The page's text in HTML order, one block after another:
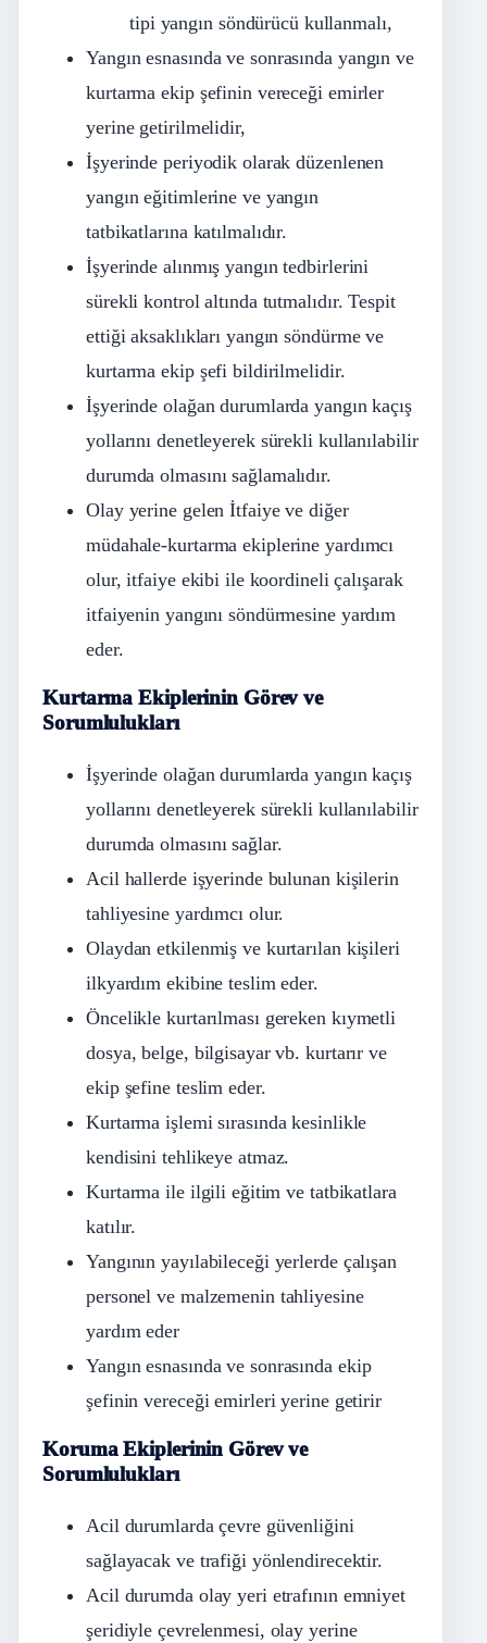
tipi yangın söndürücü kullanmalı,
Yangın esnasında ve sonrasında yangın ve
kurtarma ekip şefinin vereceği emirler
yerine getirilmelidir,
İşyerinde periyodik olarak düzenlenen
yangın eğitimlerine ve yangın
tatbikatlarına katılmalıdır.
İşyerinde alınmış yangın tedbirlerini
sürekli kontrol altında tutmalıdır. Tespit
ettiği aksaklıkları yangın söndürme ve
kurtarma ekip şefi bildirilmelidir.
İşyerinde olağan durumlarda yangın kaçış
yollarını denetleyerek sürekli kullanılabilir
durumda olmasını sağlamalıdır.
Olay yerine gelen İtfaiye ve diğer
müdahale-kurtarma ekiplerine yardımcı
olur, itfaiye ekibi ile koordineli çalışarak
itfaiyenin yangını söndürmesine yardım
eder.
Kurtarma Ekiplerinin Görev ve
Sorumlulukları
İşyerinde olağan durumlarda yangın kaçış
yollarını denetleyerek sürekli kullanılabilir
durumda olmasını sağlar.
Acil hallerde işyerinde bulunan kişilerin
tahliyesine yardımcı olur.
Olaydan etkilenmiş ve kurtarılan kişileri
ilkyardım ekibine teslim eder.
Öncelikle kurtarılması gereken kıymetli
dosya, belge, bilgisayar vb. kurtarır ve
ekip şefine teslim eder.
Kurtarma işlemi sırasında kesinlikle
kendisini tehlikeye atmaz.
Kurtarma ile ilgili eğitim ve tatbikatlara
katılır.
Yangının yayılabileceği yerlerde çalışan
personel ve malzemenin tahliyesine
yardım eder
Yangın esnasında ve sonrasında ekip
şefinin vereceği emirleri yerine getirir
Koruma Ekiplerinin Görev ve
Sorumlulukları
Acil durumlarda çevre güvenliğini
sağlayacak ve trafiği yönlendirecektir.
Acil durumda olay yeri etrafının emniyet
şeridiyle çevrelenmesi, olay yerine